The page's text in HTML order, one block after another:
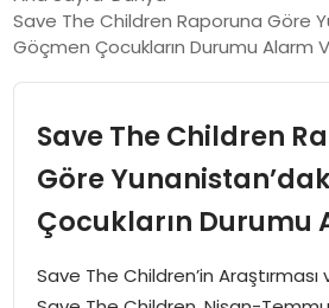
ÖZEL SAYFALAR
SPOR
SIYASET
Save The Children Raporuna Göre
Göçmen Çocukların Durumu Alarm
Save The Children
Göre
Çocukların Durumu
Save The Children’in